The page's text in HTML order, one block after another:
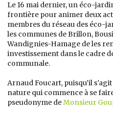
Le 16 mai dernier, un éco-
frontière pour animer deux
membres du réseau des éco-
les communes de Brillon,
Wandignies-Hamage de les
investissement dans le cadre
communale.
Arnaud Foucart, puisqu'il
nature qui commence à se
pseudonyme deMonsieur